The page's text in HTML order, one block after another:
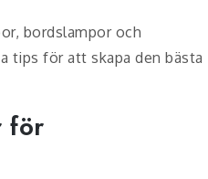
bordslampor och
tips för att skapa den bästa
för